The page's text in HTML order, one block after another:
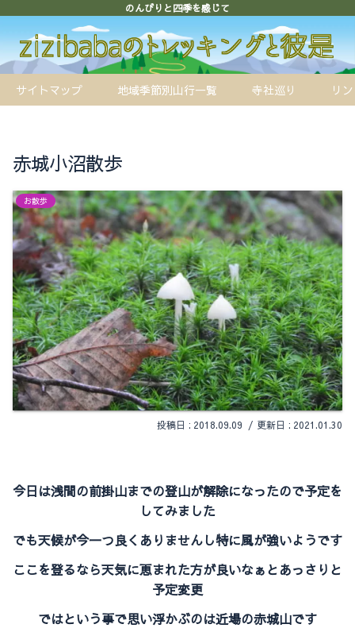
のんびりと四季を感じて
サイトマップ 地域季節別山行一覧 寺社巡り リ
赤城小沼散歩
お散歩
2018.09.09 2021.01.30
今日は浅間の前掛山までの登山が解除になったので予定を
してみました
でも天候が今一つ良くありませんし特に風が強いようです
ここを登るなら天気に恵まれた方が良いなぁとあっさりと
予定変更
ではという事で思い浮かぶのは近場の赤城山です